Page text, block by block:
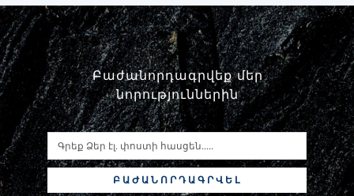
Բաժանորդագրվեք մեր
նորություններին
ԲԱԺԱՆՈՐԴԱԳՐՎԵԼ